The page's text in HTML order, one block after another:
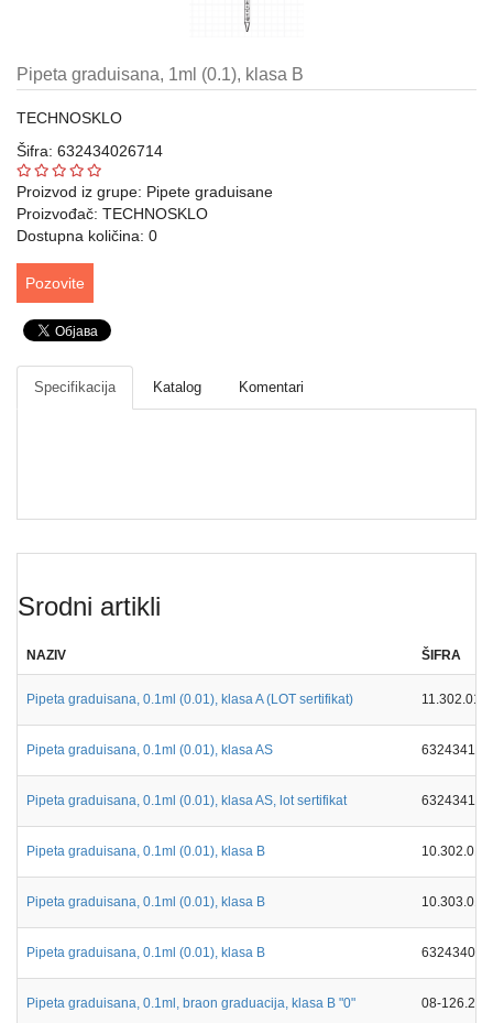
proizvodi
za
laboratoriju
Razno
Laboratorijski
aparati
Drveni
pribor
različite
namene
Pipeta graduisana, 1ml (0.1), klasa B
TECHNOSKLO
Šifra: 632434026714
Proizvod iz grupe: Pipete graduisane
Proizvođač: TECHNOSKLO
Dostupna količina: 0
Pozovite
Specifikacija Katalog Komentari
Srodni artikli
NAZIV ŠIFRA
Pipeta graduisana, 0.1ml (0.01), klasa A (LOT sertifikat)
Pipeta graduisana, 0.1ml (0.01), klasa AS
Pipeta graduisana, 0.1ml (0.01), klasa AS, lot sertifikat
Pipeta graduisana, 0.1ml (0.01), klasa B
Pipeta graduisana, 0.1ml (0.01), klasa B
Pipeta graduisana, 0.1ml (0.01), klasa B
Pipeta graduisana, 0.1ml, braon graduacija, klasa B "0" 08-